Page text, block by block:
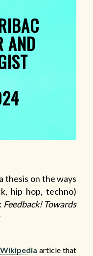
AND
thesis on the ways
hip hop, techno)
Feedback! Towards
Wikipedia article that